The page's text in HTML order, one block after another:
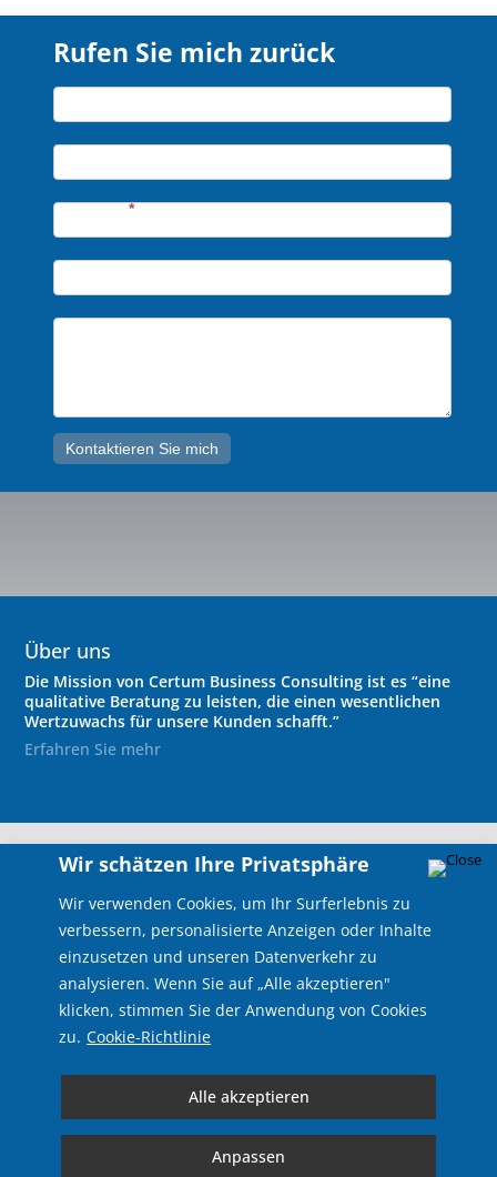
Wir schätzen Ihre Privatsphäre
Wir verwenden Cookies, um Ihr Surferlebnis zu
verbessern, personalisierte Anzeigen oder Inhalte
einzusetzen und unseren Datenverkehr zu
analysieren. Wenn Sie auf „Alle akzeptieren"
klicken, stimmen Sie der Anwendung von Cookies
zu. Cookie-Richtlinie
Anpassen
Alle akzeptieren
Rufen Sie mich zurück
-
German
Name*
Firma*
Telefon**
Email*
Thema*
Kontaktieren Sie mich
Über uns
Die Mission von Certum Business Consulting ist es “eine
qualitative Beratung zu leisten, die einen wesentlichen
Wertzuwachs für unsere Kunden schafft.”
Erfahren Sie mehr
Beratungsleistungen
Referenzen|Kontakt|Juristische
Haftungsbegrenzung